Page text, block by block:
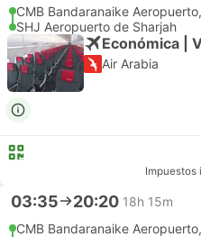
CMB Bandaranaike
SHJ Aeropuerto de Sharjah
Económica |
Air Arabia
Impuestos
03:35 20:20 18h 15m
CMB Bandaranaike